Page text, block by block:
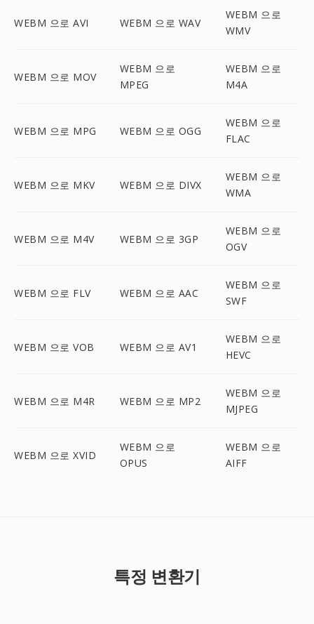
WEBM 으로 AVI WEBM 으로 WAV
WEBM 으로
WMV
WEBM 으로 MOV
WEBM 으로
MPEG
WEBM 으로
M4A
WEBM 으로 MPG WEBM 으로 OGG
WEBM 으로
FLAC
WEBM 으로 MKV WEBM 으로 DIVX
WEBM 으로
WMA
WEBM 으로 M4V WEBM 으로 3GP
WEBM 으로
OGV
WEBM 으로 FLV WEBM 으로 AAC
WEBM 으로
SWF
WEBM 으로 VOB WEBM 으로 AV1
WEBM 으로
HEVC
WEBM 으로 M4R WEBM 으로 MP2
WEBM 으로
MJPEG
WEBM 으로 XVID
WEBM 으로
OPUS
WEBM 으로
AIFF
특정 변환기